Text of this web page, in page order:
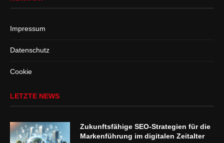
Impressum
Datenschutz
Cookie
LETZTE NEWS
Zukunftsfähige SEO-Strategien für die
Markenführung im digitalen Zeitalter